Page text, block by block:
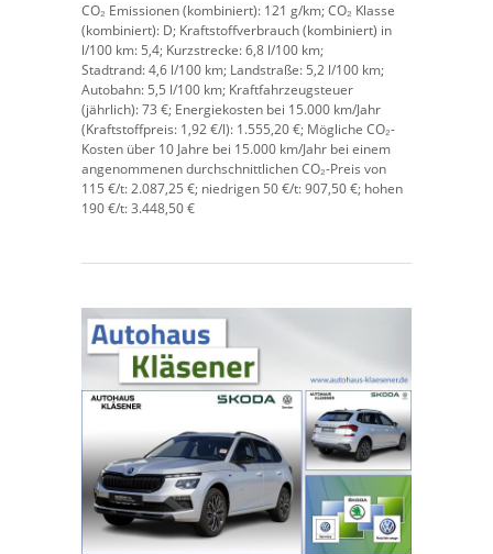
CO₂ Emissionen (kombiniert): 121 g/km;CO₂ Klasse
(kombiniert): D; Kraftstoffverbrauch (kombiniert) in
l/100 km: 5,4; Kurzstrecke:6,8 l/100 km;
Stadtrand:4,6 l/100 km; Landstraße: 5,2 l/100 km;
Autobahn: 5,5 l/100 km; Kraftfahrzeugsteuer
(jährlich):73 €; Energiekosten bei 15.000 km/Jahr
(Kraftstoffpreis: 1,92€/l): 1.555,20 €; Mögliche CO₂-
Kosten über 10 Jahre bei 15.000 km/Jahr bei einem
angenommenen durchschnittlichen CO₂-Preis von
115 €/t:2.087,25 €; niedrigen 50 €/t: 907,50 €; hohen
190 €/t: 3.448,50 €